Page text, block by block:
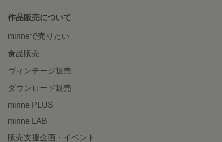
作品販売について
minneで売りたい
食品販売
ヴィンテージ販売
ダウンロード販売
minne PLUS
minne LAB
販売支援企画・イベント